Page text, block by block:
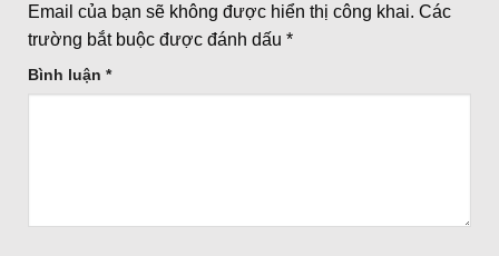
Email của bạn sẽ không được hiển thị công khai. Các
trường bắt buộc được đánh dấu *
Bình luận *